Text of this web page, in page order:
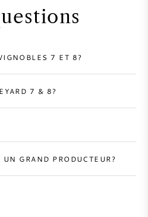
7 ET 8?
7 & 8?
GRAND PRODUCTEUR?